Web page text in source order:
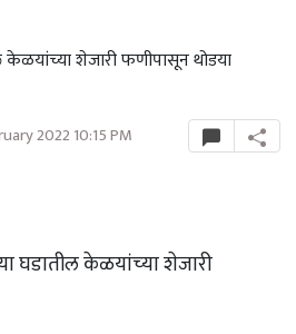
शेजारी फणीपासून थोडया
2022 10:15 PM
केळयांच्‍या शेजारी